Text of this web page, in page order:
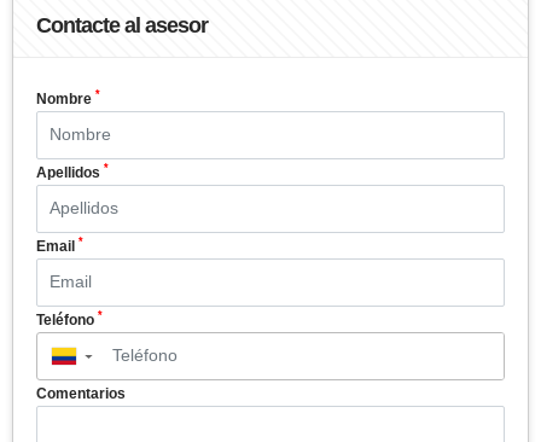
Contacte al asesor
Nombre *
Apellidos *
Email *
Teléfono *
▼
Comentarios